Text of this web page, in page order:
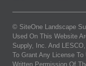
© SiteOne Landscape
Used On This Website
Supply, Inc. And
To Grant Any License
Written Permission Of